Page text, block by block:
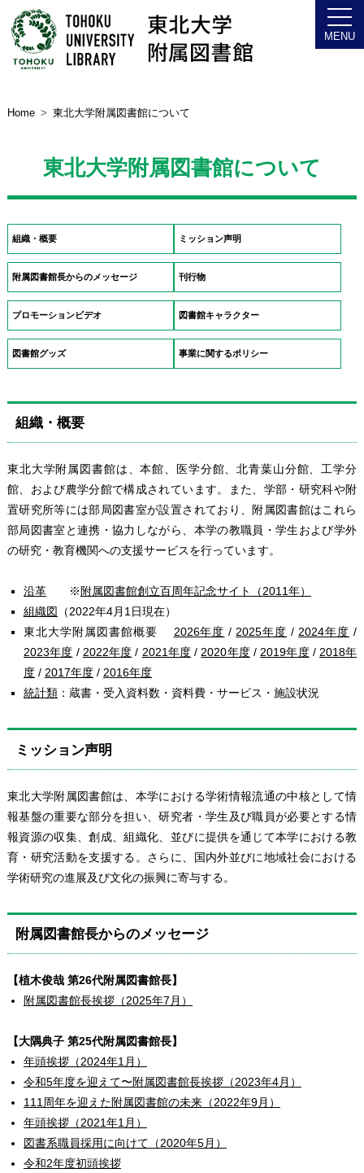
Home 東北大学附属図書館について
東北大学附属図書館について
組織・概要 ミッション声明
附属図書館長からのメッセージ 刊行物
プロモーションビデオ 図書館キャラクター
図書館グッズ 事業に関するポリシー
組織・概要
東北大学附属図書館は、本館、医学分館、北青葉山分館、工学分
館、および農学分館で構成されています。また、学部・研究科や附
置研究所等には部局図書室が設置されており、附属図書館はこれら
部局図書室と連携・協力しながら、本学の教職員・学生および学外
の研究・教育機関への支援サービスを行っています。
沿革※ 附属図書館創立百周年記念サイト（2011年）
組織図
（2022年4月1日現在）
東北大学附属図書館概要 2026年度 /2025年度 /2024年度 /
2023年度 / 2022年度 / 2021年度 /2020年度/2019年度/2018年
度/ 2017年度/ 2016年度
統計類：蔵書・受入資料数・資料費・サービス・施設状況
ミッション声明
東北大学附属図書館は、本学における学術情報流通の中核として情
報基盤の重要な部分を担い、研究者・学生及び職員が必要とする情
報資源の収集、創成、組織化、並びに提供を通じて本学における教
育・研究活動を支援する。さらに、国内外並びに地域社会における
学術研究の進展及び文化の振興に寄与する。
附属図書館長からのメッセージ
【植木俊哉 第26代附属図書館長】
附属図書館長挨拶（2025年7月）
【大隅典子 第25代附属図書館長】
年頭挨拶（2024年1月）
令和5年度を迎えて〜附属図書館長挨拶（2023年4月）
111周年を迎えた附属図書館の未来（2022年9月）
年頭挨拶（2021年1月）
図書系職員採用に向けて（2020年5月）
令和2年度初頭挨拶